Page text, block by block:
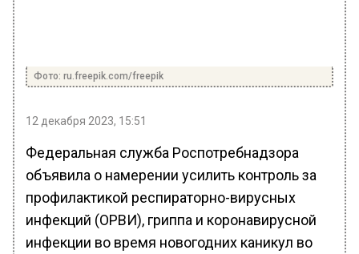
Фото: ru.freepik.com/freepik
12 декабря 2023, 15:51
Федеральная служба Роспотребнадзора
объявила о намерении усилить контроль за
профилактикой респираторно-вирусных
инфекций (ОРВИ), гриппа и коронавирусной
инфекции во время новогодних каникул во